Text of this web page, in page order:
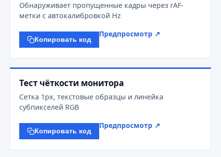
Обнаруживает пропущенные кадры через rAF-
метки с автокалибровкой Hz
Копировать код
Предпросмотр ↗
Тест чёткости монитора
Сетка 1px, текстовые образцы и линейка
субпикселей RGB
Копировать код
Предпросмотр ↗